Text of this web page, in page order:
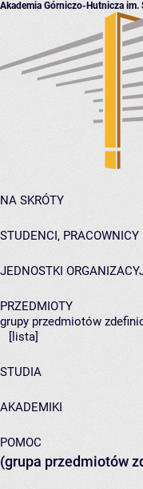
Akademia Górniczo-Hutnicza im.
NA SKRÓTY
STUDENCI, PRACOWNICY
JEDNOSTKI
PRZEDMIOTY
grupy przedmiotów
[lista]
STUDIA
AKADEMIKI
POMOC
(grupa przedmiotów